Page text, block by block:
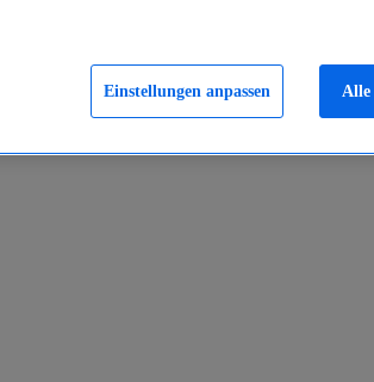
2025
Einstellungen anpassen Alle